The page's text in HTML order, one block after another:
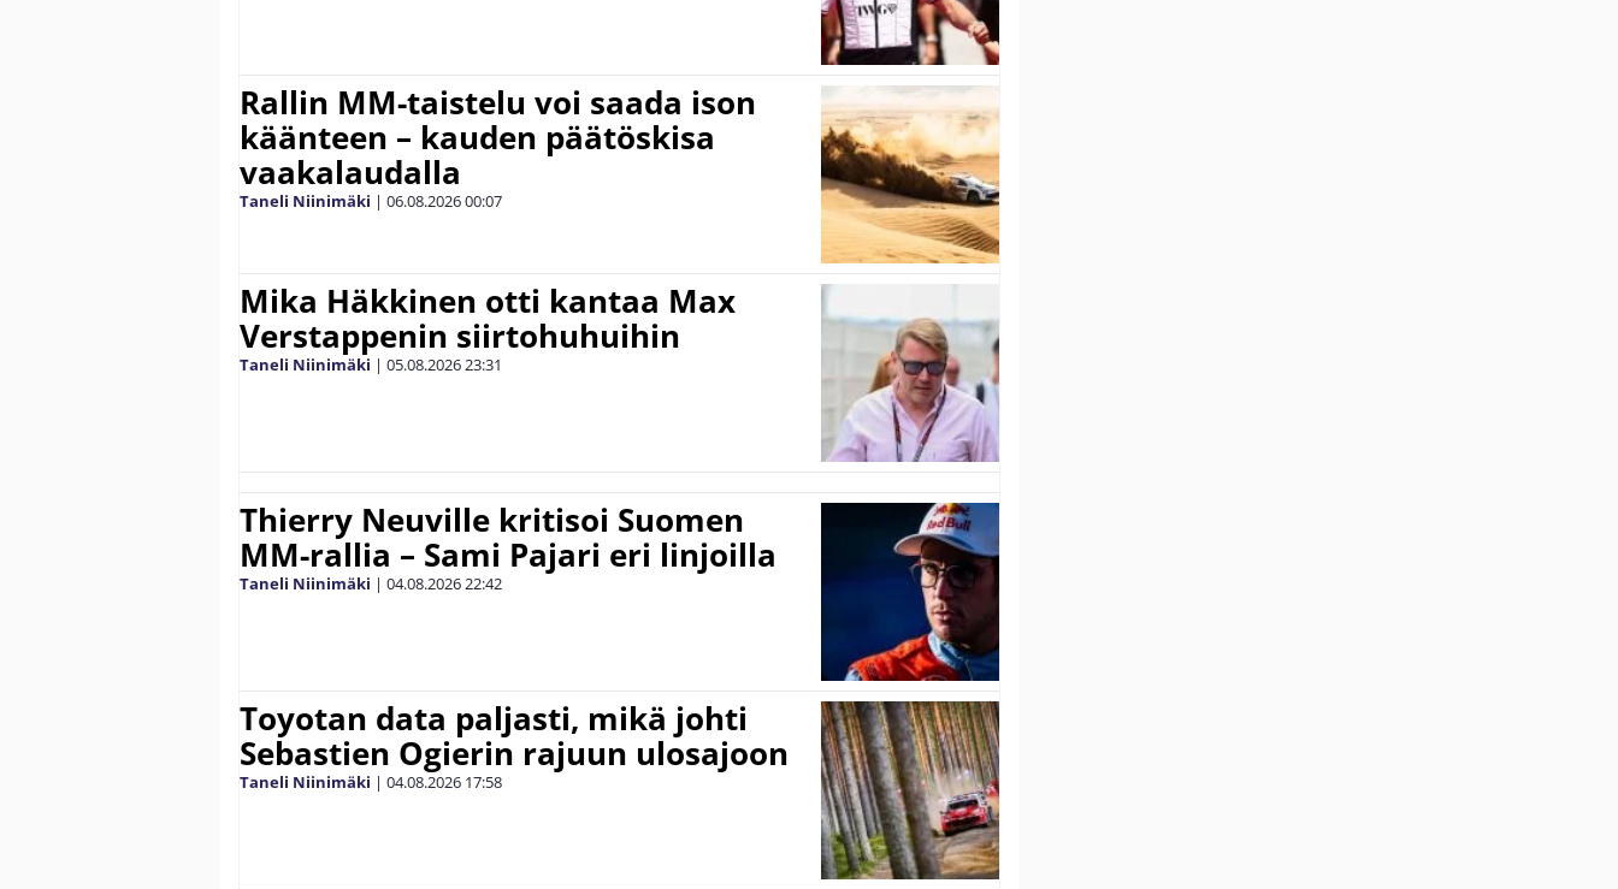
Rallin MM-taistelu voi saada ison
käänteen – kauden päätöskisa
vaakalaudalla
Taneli Niinimäki | 06.08.202600:07
Mika Häkkinen otti kantaa Max
Verstappenin siirtohuhuihin
Taneli Niinimäki | 05.08.202623:31
Thierry Neuville kritisoi Suomen
MM-rallia – Sami Pajari eri linjoilla
Taneli Niinimäki | 04.08.202622:42
Toyotan data paljasti, mikä johti
Sebastien Ogierin rajuun ulosajoon
Taneli Niinimäki | 04.08.2026 17:58